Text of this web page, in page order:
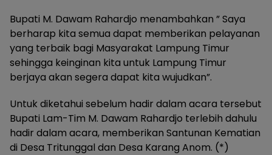
Bupati M. Dawam Rahardjo menambahkan ” Saya
berharap kita semua dapat memberikan pelayanan
yang terbaik bagi Masyarakat Lampung Timur
sehingga keinginan kita untuk Lampung Timur
berjaya akan segera dapat kita wujudkan”.
Untuk diketahui sebelum hadir dalam acara tersebut
Bupati Lam-Tim M. Dawam Rahardjo terlebih dahulu
hadir dalam acara, memberikan Santunan Kematian
di Desa Tritunggal dan Desa Karang Anom. (*)